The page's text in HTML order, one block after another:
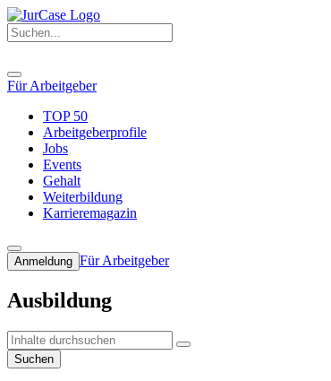
Für Arbeitgeber
TOP 50
Arbeitgeberprofile
Jobs
Events
Gehalt
Weiterbildung
Karrieremagazin
Anmeldung Für Arbeitgeber
Ausbildung
Suchen